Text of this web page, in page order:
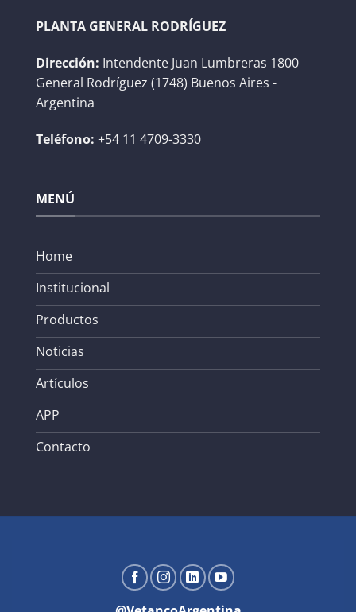
PLANTA GENERAL RODRÍGUEZ
Dirección: Intendente Juan Lumbreras 1800
General Rodríguez (1748) Buenos Aires -
Argentina
Teléfono: +54 11 4709-3330
MENÚ
Home
Institucional
Productos
Noticias
Artículos
APP
Contacto